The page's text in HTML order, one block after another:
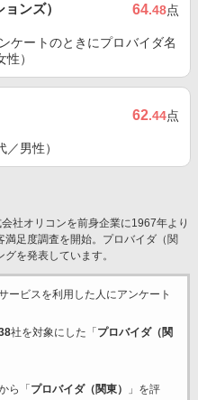
ンズ） 64.48点
ケートのときにプロバイダ名
）
62.44点
男性）
社オリコンを前身企業に1967年より
足度調査を開始。プロバイダ（関
を発表しています。
ービスを利用した 人にアンケート
社を対象にした「 プロバイダ（関
ら「 プロバイダ（関東）
」を評